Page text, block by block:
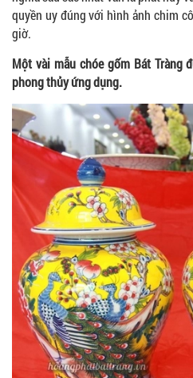
quyền uy đúng với hình ảnh chim
giờ.
Một vài mẫu chóe gốm Bát Tràng
phong thủy ứng dụng.